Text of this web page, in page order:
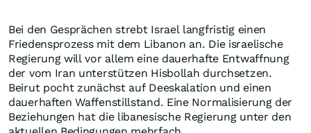
Bei den Gesprächen strebt Israel langfristig einen
Friedensprozess mit dem Libanon an. Die israelische
Regierung will vor allem eine dauerhafte Entwaffnung
der vom Iran unterstützen Hisbollah durchsetzen.
Beirut pocht zunächst auf Deeskalation und einen
dauerhaften Waffenstillstand. Eine Normalisierung der
Beziehungen hat die libanesische Regierung unter den